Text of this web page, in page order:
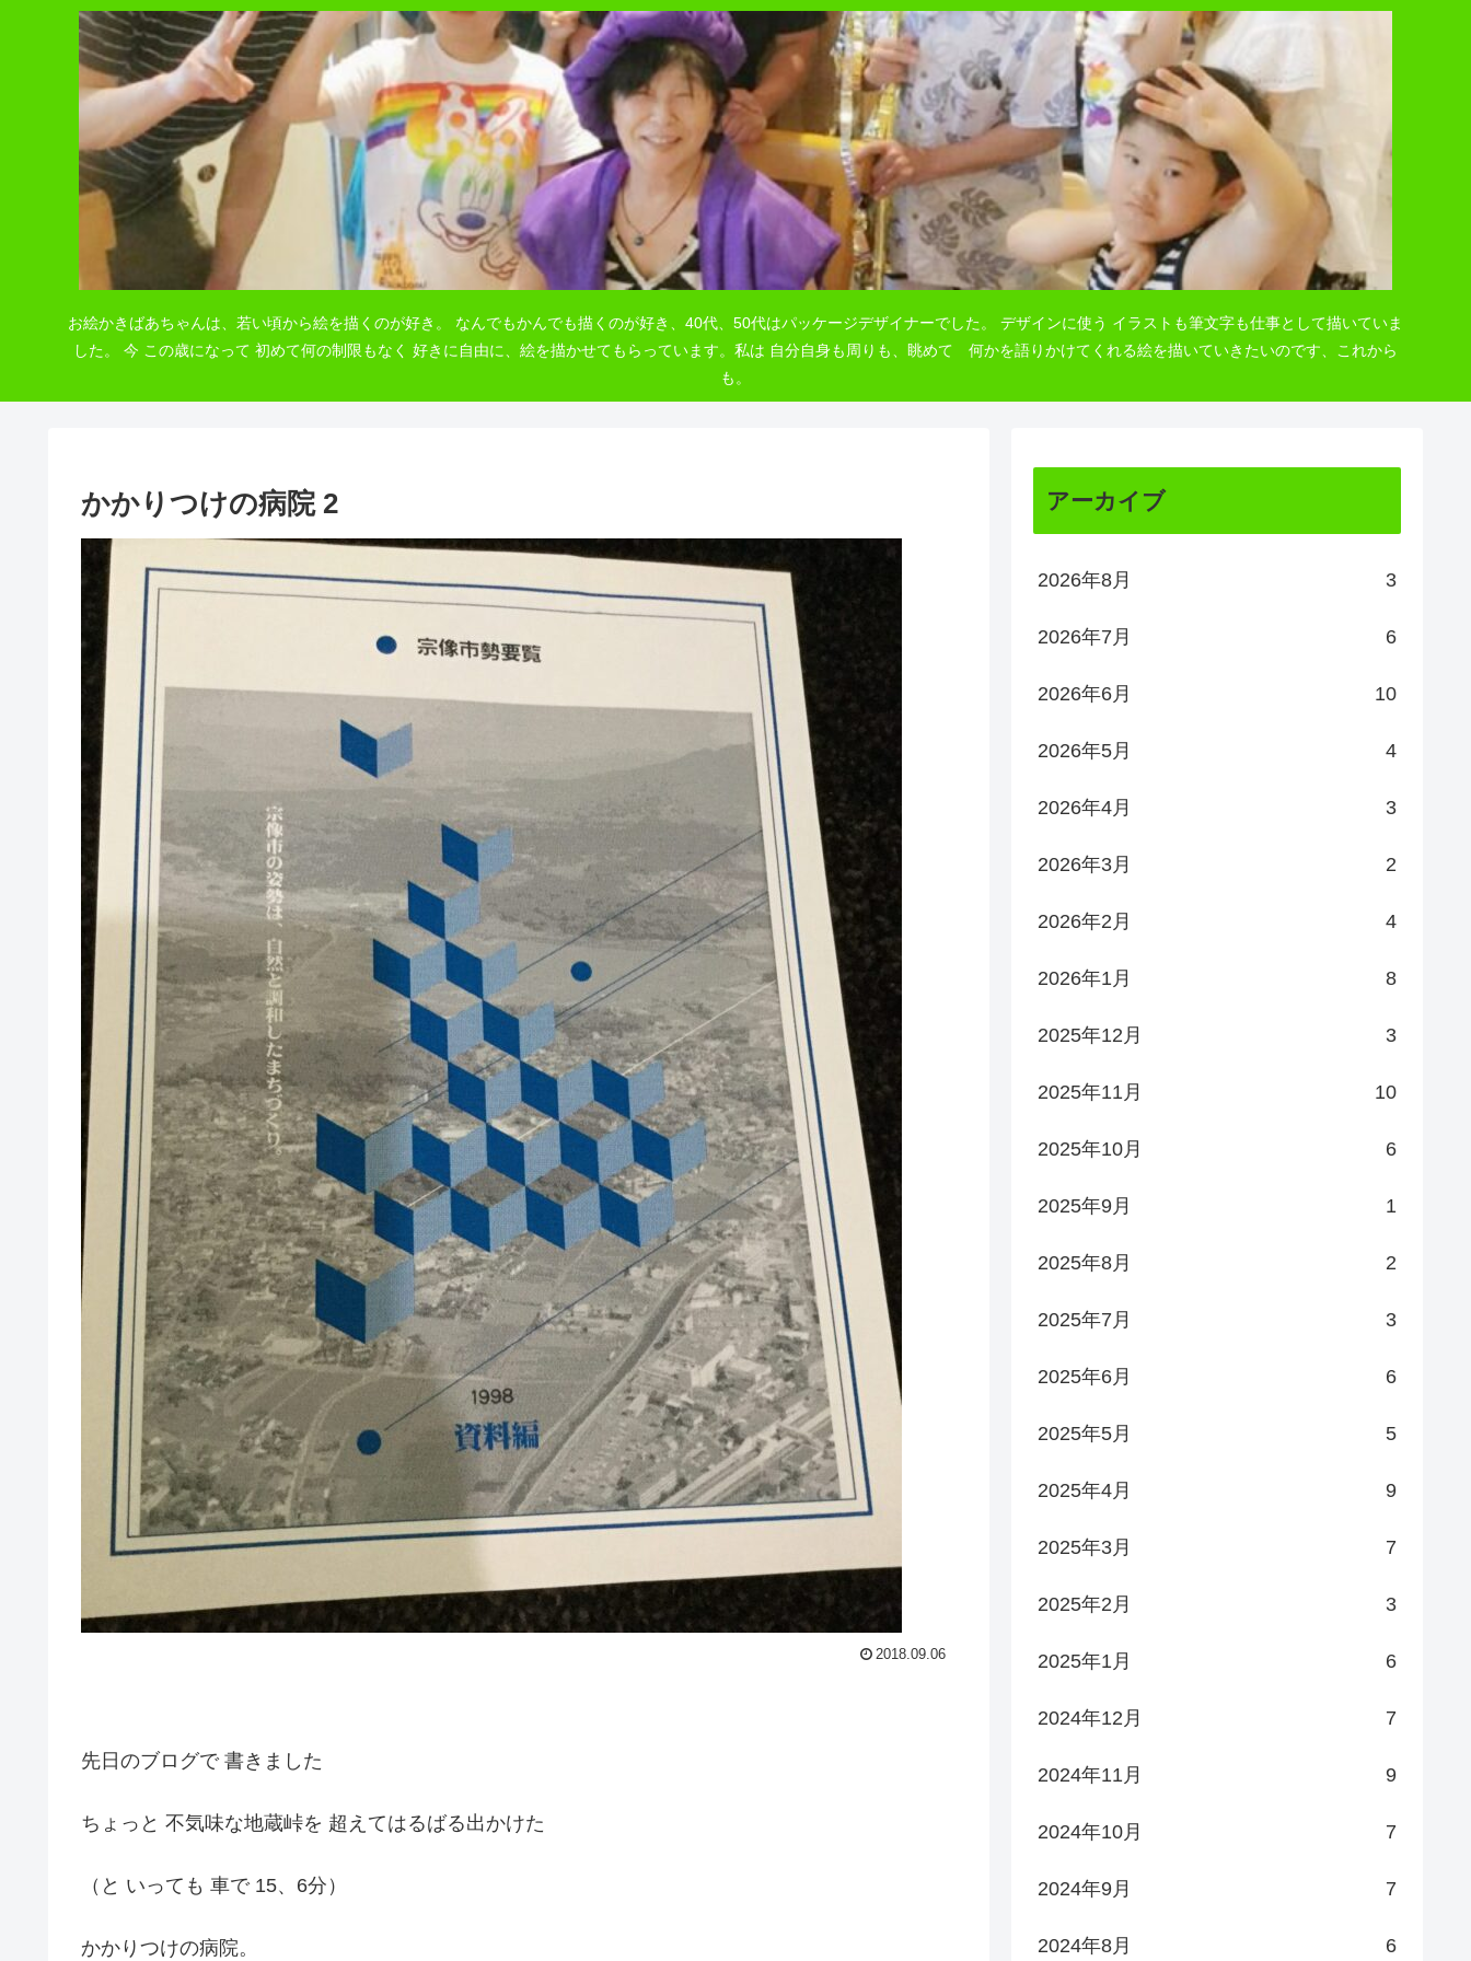
お絵かきばあちゃんは、若い頃から絵を描くのが好き。 なんでもかんでも描くのが好き、40代、50代はパッケージデザイナーでした。 デザインに使う イラストも筆文字も仕事として描いていま
した。 今 この歳になって 初めて何の制限もなく 好きに自由に、絵を描かせてもらっています。私は 自分自身も周りも、眺めて 何かを語りかけてくれる絵を描いていきたいのです、これから
も。
かかりつけの病院 2
2018.09.06
先日のブログで 書きました
ちょっと 不気味な地蔵峠を 超えてはるばる出かけた
（と いっても 車で 15、6分）
かかりつけの病院。
アーカイブ
2026年8月 3
2026年7月 6
2026年6月 10
2026年5月 4
2026年4月 3
2026年3月 2
2026年2月 4
2026年1月 8
2025年12月 3
2025年11月 10
2025年10月 6
2025年9月 1
2025年8月 2
2025年7月 3
2025年6月 6
2025年5月 5
2025年4月 9
2025年3月 7
2025年2月 3
2025年1月 6
2024年12月 7
2024年11月 9
2024年10月 7
2024年9月 7
2024年8月 6